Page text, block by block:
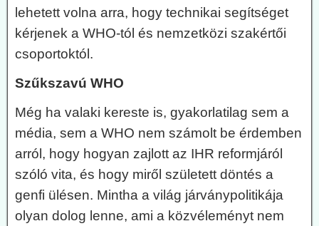
lehetett volna arra, hogy technikai segítséget
kérjenek a WHO-tól és nemzetközi szakértői
csoportoktól.
Szűkszavú WHO
Még ha valaki kereste is, gyakorlatilag sem a
média, sem a WHO nem számolt be érdemben
arról, hogy hogyan zajlott az IHR reformjáról
szóló vita, és hogy miről született döntés a
genfi ülésen. Mintha a világ járványpolitikája
olyan dolog lenne, ami a közvéleményt nem